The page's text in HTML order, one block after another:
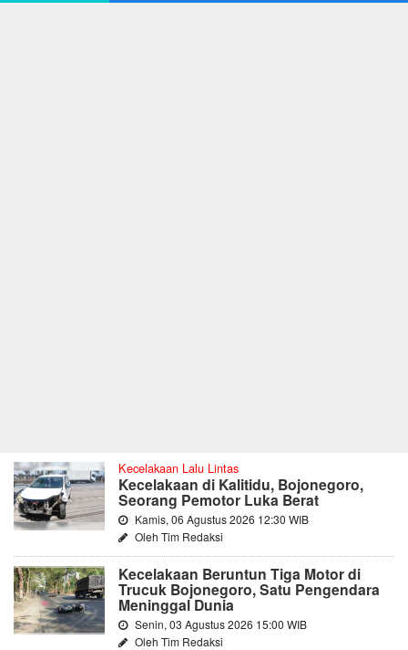
Kecelakaan Lalu Lintas
Kecelakaan di Kalitidu, Bojonegoro,
Seorang Pemotor Luka Berat
Kamis, 06 Agustus 2026 12:30 WIB
Oleh Tim Redaksi
Kecelakaan Beruntun Tiga Motor di
Trucuk Bojonegoro, Satu Pengendara
Meninggal Dunia
Senin, 03 Agustus 2026 15:00 WIB
Oleh Tim Redaksi